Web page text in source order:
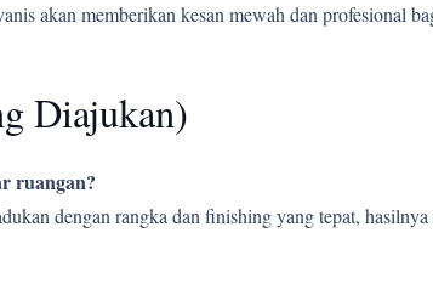
akan memberikan kesan mewah dan profesional
Diajukan)
ruangan?
dengan rangka dan finishing yang tepat,